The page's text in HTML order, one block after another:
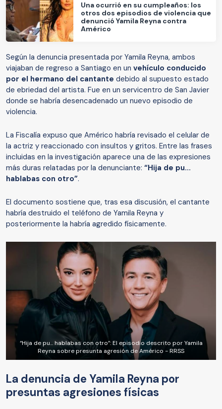
Una ocurrió en su cumpleaños: los
otros dos episodios de violencia que
denunció Yamila Reyna contra
Américo
Según la denuncia presentada por Yamila Reyna, ambos
viajaban de regreso a Santiago en un vehículo conducido
por el hermano del cantante debido al supuesto estado
de ebriedad del artista. Fue en un servicentro de San Javier
donde se habría desencadenado un nuevo episodio de
violencia.
La Fiscalía expuso que Américo habría revisado el celular de
la actriz y reaccionado con insultos y gritos. Entre las frases
incluidas en la investigación aparece una de las expresiones
más duras relatadas por la denunciante: “Hija de pu...
hablabas con otro”.
El documento sostiene que, tras esa discusión, el cantante
habría destruido el teléfono de Yamila Reyna y
posteriormente la habría agredido físicamente.
“Hija de pu... hablabas con otro”: El episodio descrito por Yamila
Reyna sobre presunta agresión de Américo - RRSS
La denuncia de Yamila Reyna por
presuntas agresiones físicas